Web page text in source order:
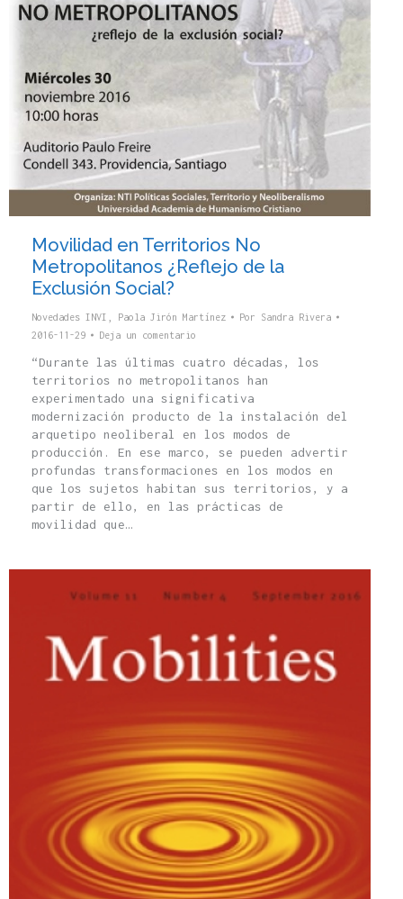
Movilidad en Territorios No
Metropolitanos ¿Reflejo de la
Exclusión Social?
Novedades INVI Paola Jirón Martínez Por Sandra Rivera
2016-11-29
Deja un comentario
“Durante las últimas cuatro décadas, los
territorios no metropolitanos han
experimentado una significativa
modernización producto de la instalación del
arquetipo neoliberal en los modos de
producción. En ese marco, se pueden advertir
profundas transformaciones en los modos en
que los sujetos habitan sus territorios, y a
partir de ello, en las prácticas de
movilidad que…